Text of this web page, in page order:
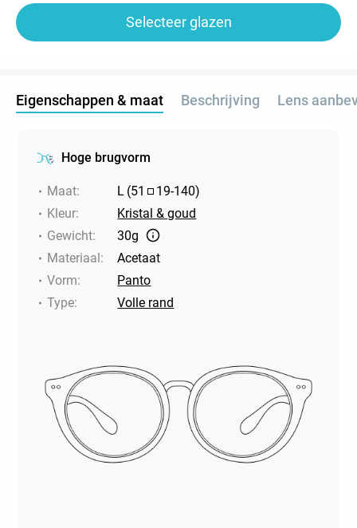
Selecteer glazen
Eigenschappen & maat Beschrijving Lens
Hoge brugvorm
Maat: L (51 19-140)
Kleur:
Kristal & goud
Gewicht:
30g
Materiaal:
Acetaat
Vorm:
Panto
Type: Volle rand